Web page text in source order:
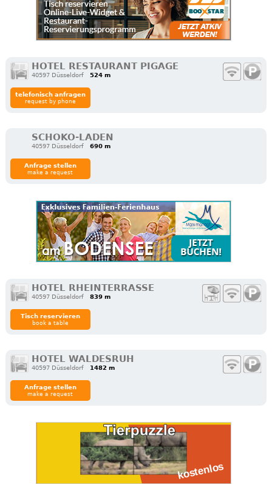
HOTEL RESTAURANT PIGAGE
40597 Düsseldorf 524 m
telefonisch anfragen
request by phone
SCHOKO-LADEN
40597 Düsseldorf 690 m
Anfrage stellen
make a request
HOTEL RHEINTERRASSE
40597 Düsseldorf 839 m
Tisch reservieren
book a table
HOTEL WALDESRUH
40597 Düsseldorf 1482 m
Anfrage stellen
make a request